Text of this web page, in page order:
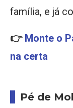
família, e já
👉 Monte o
na certa
Pé de